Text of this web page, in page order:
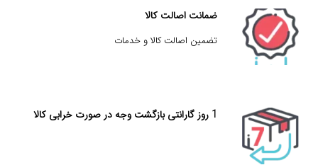
ضمانت اصالت کالا
تضمین اصالت کالا و خدمات
1 روز گارانتی بازگشت وجه در صورت خرابی کالا